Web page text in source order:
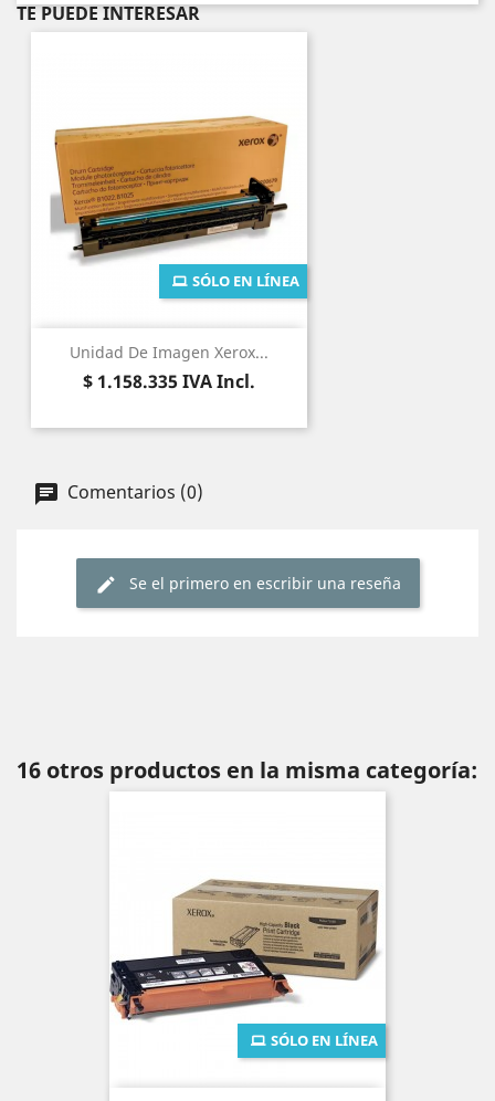
TE PUEDE INTERESAR
Unidad De Imagen Xerox...
Precio
$ 1.158.335IVA Incl.
SÓLO EN LÍNEA
Comentarios (0)
Se el primero en escribir una reseña
16 otros productos en la misma categoría:
SÓLO EN LÍNEA